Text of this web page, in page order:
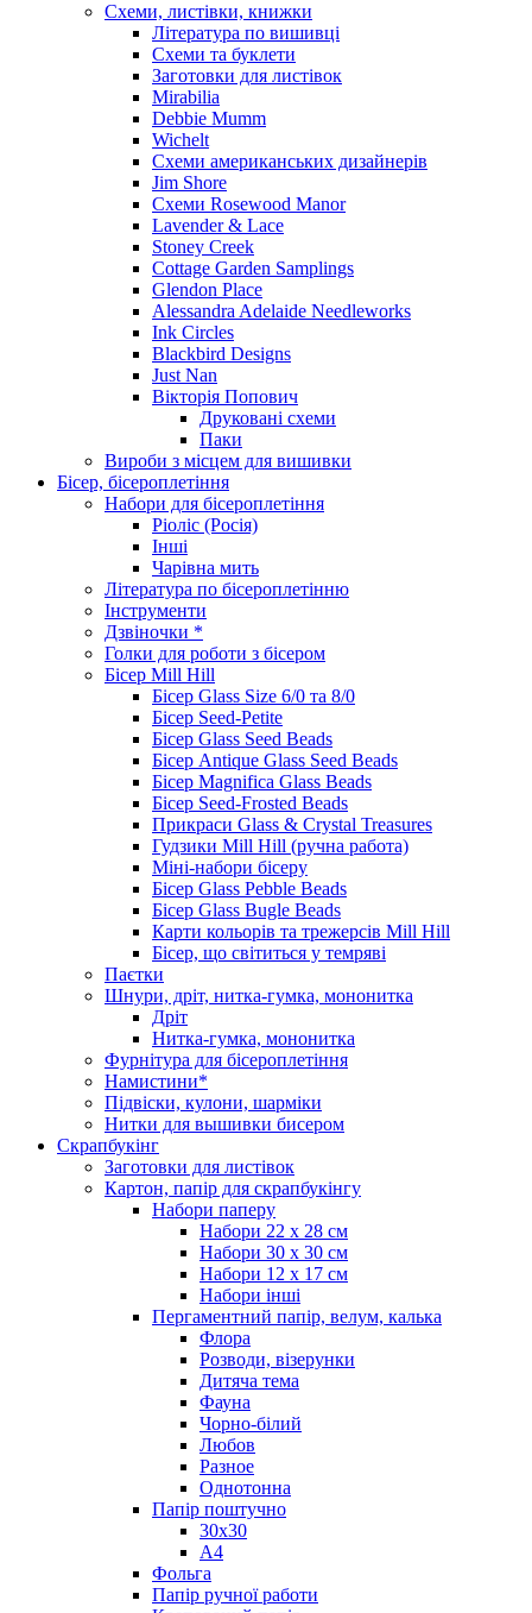
Схеми, листівки, книжки
Література по вишивці
Схеми та буклети
Заготовки для листівок
Mirabilia
Debbie Mumm
Wichelt
Схеми американських дизайнерів
Jim Shore
Cхеми Rosewood Manor
Lavender & Lace
Stoney Creek
Cottage Garden Samplings
Glendon Place
Alessandra Adelaide Needleworks
Ink Circles
Blackbird Designs
Just Nan
Вікторія Попович
Друковані схеми
Паки
Вироби з місцем для вишивки
Бісер, бісероплетіння
Набори для бісероплетіння
Ріоліс (Росія)
Інші
Чарівна мить
Література по бісероплетінню
Інструменти
Дзвіночки *
Голки для роботи з бісером
Бісер Mill Hill
Бісер Glass Size 6/0 та 8/0
Бісер Seed-Petite
Бісер Glass Seed Beads
Бісер Antique Glass Seed Beads
Бісер Magnifica Glass Beads
Бісер Seed-Frosted Beads
Прикраси Glass & Crystal Treasures
Гудзики Mill Hill (ручна работа)
Міні-набори бісеру
Бісер Glass Pebble Beads
Бісер Glass Bugle Beads
Карти кольорів та трежерсів Mill Hill
Бісер, що світиться у темряві
Паєтки
Шнури, дріт, нитка-гумка, мононитка
Дріт
Нитка-гумка, мононитка
Фурнітура для бісероплетіння
Намистини*
Підвіски, кулони, шарміки
Нитки для вышивки бисером
Скрапбукінг
Заготовки для листівок
Картон, папір для скрапбукінгу
Набори паперу
Набори 22 х 28 см
Набори 30 х 30 см
Набори 12 х 17 см
Набори інші
Пергаментний папір, велум, калька
Флора
Розводи, візерунки
Дитяча тема
Фауна
Чорно-білий
Любов
Разное
Однотонна
Папір поштучно
30х30
А4
Фольга
Папір ручної работи